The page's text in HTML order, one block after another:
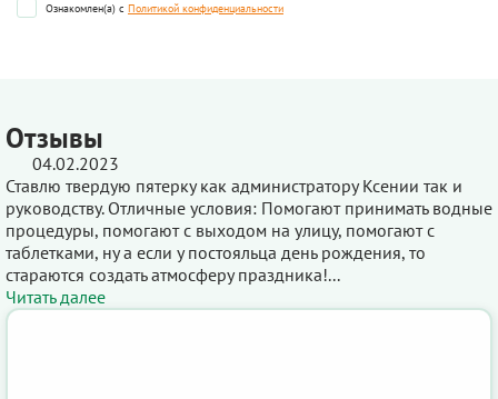
Ознакомлен(а) с Политикой конфиденциальности
Отзывы
04.02.2023
Ставлю твердую пятерку как администратору Ксении так и
руководству. Отличные условия: Помогают принимать водные
процедуры, помогают с выходом на улицу, помогают с
таблетками, ну а если у постояльца день рождения, то
стараются создать атмосферу праздника!...
Читать далее